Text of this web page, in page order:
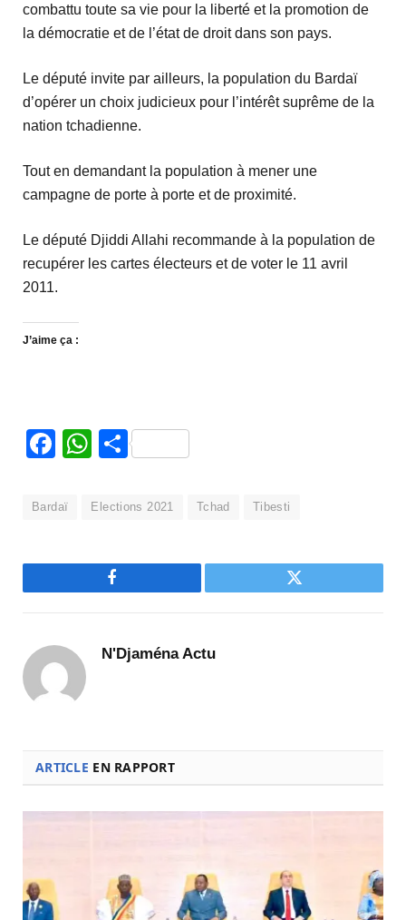
combattu toute sa vie pour la liberté et la promotion de
la démocratie et de l’état de droit dans son pays.
Le député invite par ailleurs, la population du Bardaï
d’opérer un choix judicieux pour l’intérêt suprême de la
nation tchadienne.
Tout en demandant la population à mener une
campagne de porte à porte et de proximité.
Le député Djiddi Allahi recommande à la population de
recupérer les cartes électeurs et de voter le 11 avril
2011.
J’aime ça :
Facebook
WhatsApp
Partager
Bardaï Elections 2021 Tchad Tibesti
Facebook Twitter
N'Djaména Actu
ARTICLE EN RAPPORT